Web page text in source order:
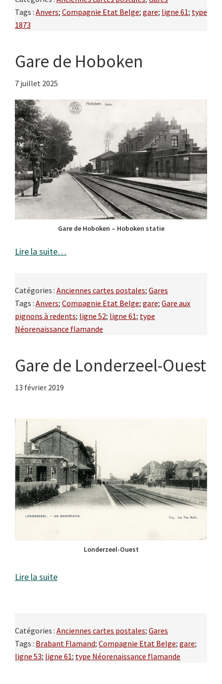
Tags : Anvers; Compagnie Etat Belge; gare; ligne 61; type
1873
Gare de Hoboken
7 juillet 2025
Gare de Hoboken – Hoboken statie
Lire la suite…
Catégories : Anciennes cartes postales; Gares
Tags : Anvers; Compagnie Etat Belge; gare; Gare aux
pignons à redents; ligne 52; ligne 61; type
Néorenaissance flamande
Gare de Londerzeel-Ouest
13 février 2019
Londerzeel-Ouest
Lire la suite
Catégories : Anciennes cartes postales; Gares
Tags : Brabant Flamand; Compagnie Etat Belge; gare;
ligne 53; ligne 61; type Néorenaissance flamande